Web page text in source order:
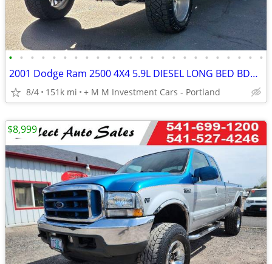
• • • • • • • • • • • • • • • • • • • • • • • •
2001 Dodge Ram 2500 4X4 5.9L DIESEL LONG BED BDS LIFT CUSTOM UPGRADES
8/4 151k mi + M M Investment Cars - Portland
$8,999